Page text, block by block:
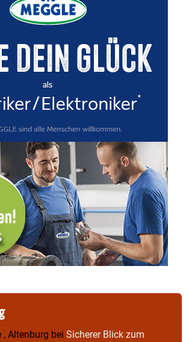
, Altenburg bei Sicherer Blick zum